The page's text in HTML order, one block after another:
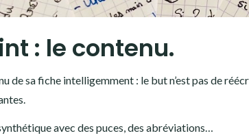
: le contenu.
de sa fiche intelligemment : le but n’est pas de
avec des puces, des abréviations…